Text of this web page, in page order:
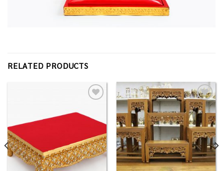
RELATED PRODUCTS
Wishlist
Add to
Wishlist